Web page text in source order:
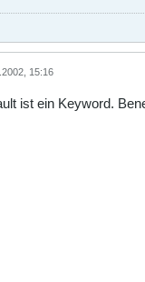
15:16
ist ein Keyword.